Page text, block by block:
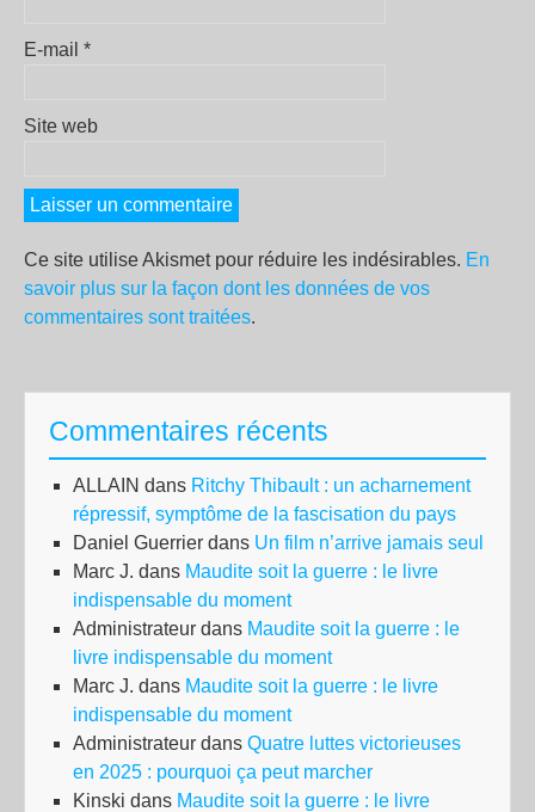
E-mail *
Site web
Ce site utilise Akismet pour réduire les indésirables. En
savoir plus sur la façon dont les données de vos
commentaires sont traitées.
Commentaires récents
ALLAIN dans Ritchy Thibault : un acharnement
répressif, symptôme de la fascisation du pays
Daniel Guerrier dans Un film n’arrive jamais seul
Marc J. dans Maudite soit la guerre : le livre
indispensable du moment
Administrateur dans Maudite soit la guerre : le
livre indispensable du moment
Marc J. dans Maudite soit la guerre : le livre
indispensable du moment
Administrateur dans Quatre luttes victorieuses
en 2025 : pourquoi ça peut marcher
Kinski dans Maudite soit la guerre : le livre